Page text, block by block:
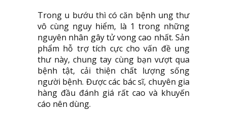
Trong u bướu thì có căn bệnh ung thư
vô cùng nguy hiểm, là 1 trong những
nguyên nhân gây tử vong cao nhất. Sản
phẩm hỗ trợ tích cực cho vấn đề ung
thư này, chung tay cùng bạn vượt qua
bệnh tật, cải thiện chất lượng sống
người bệnh. Được các bác sĩ, chuyên gia
hàng đầu đánh giá rất cao và khuyến
cáo nên dùng.